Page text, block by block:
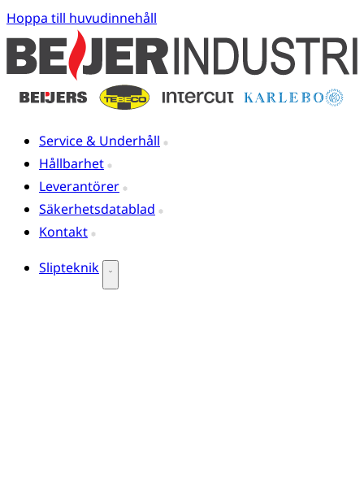
Hoppa till huvudinnehåll
Service & Underhåll
Hållbarhet
Leverantörer
Säkerhetsdatablad
Kontakt
Slipteknik